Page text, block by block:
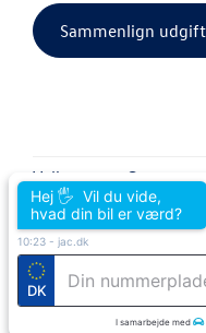
Sammenlign
Volkswagen Grenaa
Trekanten 8
8500 Grenaa
Tlf.:86 32 14 11
E-mail:grenaa@volkswagen.dk
CVR: 29220417
Cookiepolitik
Hej 🖐 Vil du vide,
hvad din bil er værd?
10:23 - jac.dk
DK
I samarbejde med